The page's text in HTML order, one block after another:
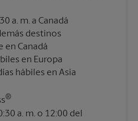
a. m. a Canadá
destinos
en Canadá
en Europa
®
a. m. o 12:00 del